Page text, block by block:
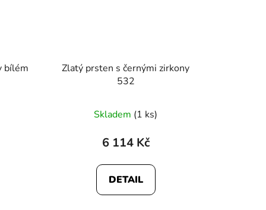
bílém
Zlatý prsten s černými zirkony
532
Skladem (1 ks)
6 114 Kč
DETAIL